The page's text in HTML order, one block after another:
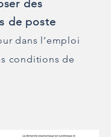
des
de poste
dans l’emploi
conditions de